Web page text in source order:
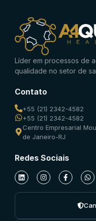
Líder em processos de
qualidade no setor de
Contato
+55 (21) 2342-4582
+55 (21) 2342-4582
Centro Empresarial
de Janeiro-RJ
Redes Sociais